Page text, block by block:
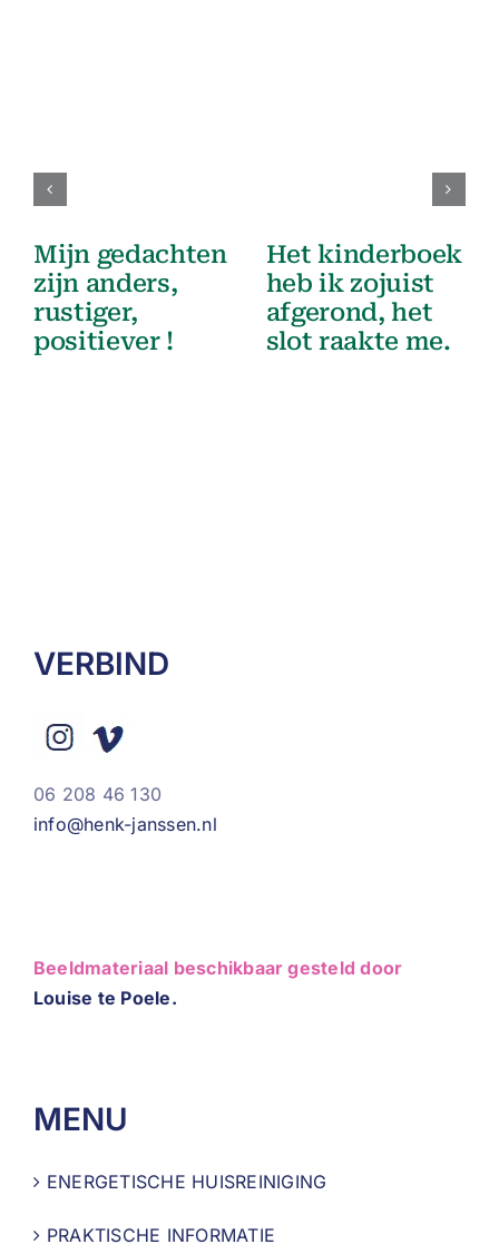
Mijn gedachten
zijn anders,
rustiger,
positiever !
Het kinderboek
heb ik zojuist
afgerond, het
slot raakte me.
VERBIND
06 208 46 130
info@henk-janssen.nl
Beeldmateriaal beschikbaar gesteld door
Louise te Poele.
MENU
ENERGETISCHE HUISREINIGING
PRAKTISCHE INFORMATIE